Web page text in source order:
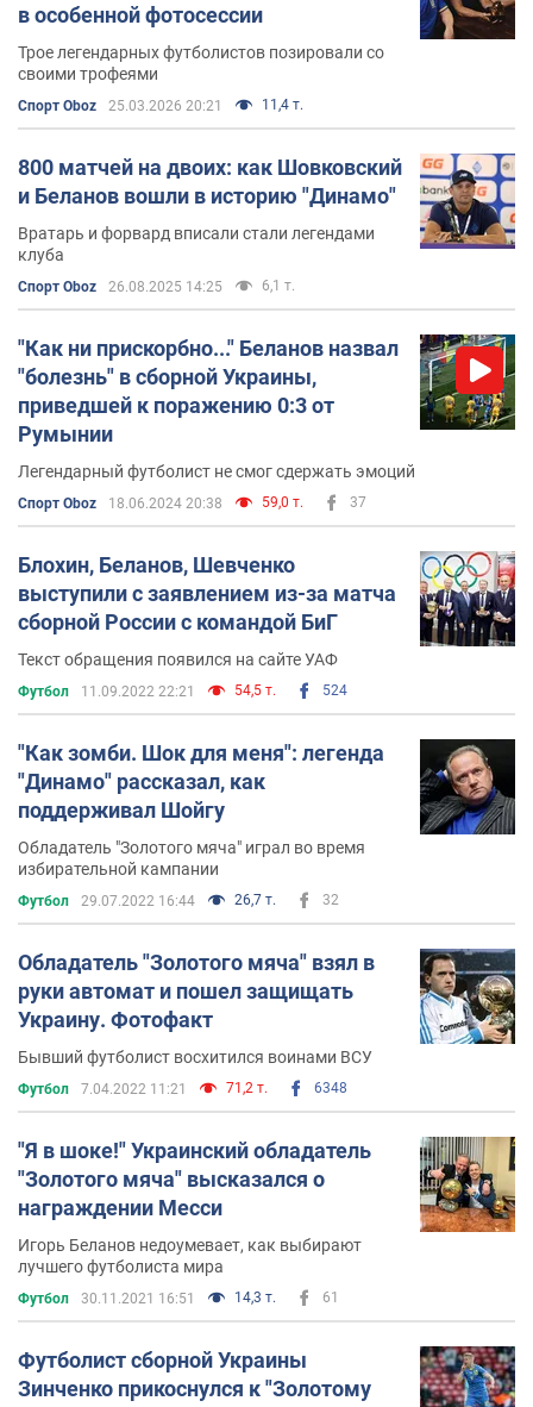
в особенной фотосессии
Трое легендарных футболистов позировали со
своими трофеями
Спорт Oboz 25.03.2026 20:21 11,4 т.
800 матчей на двоих: как Шовковский
и Беланов вошли в историю "Динамо"
Вратарь и форвард вписали стали легендами
клуба
Спорт Oboz 26.08.2025 14:25 6,1 т.
"Как ни прискорбно..." Беланов назвал
"болезнь" в сборной Украины,
приведшей к поражению 0:3 от
Румынии
Легендарный футболист не смог сдержать эмоций
Спорт Oboz 18.06.2024 20:38 59,0 т. 37
Блохин, Беланов, Шевченко
выступили с заявлением из-за матча
сборной России с командой БиГ
Текст обращения появился на сайте УАФ
Футбол 11.09.2022 22:21 54,5 т. 524
"Как зомби. Шок для меня": легенда
"Динамо" рассказал, как
поддерживал Шойгу
Обладатель "Золотого мяча" играл во время
избирательной кампании
Футбол 29.07.2022 16:44 26,7 т. 32
Обладатель "Золотого мяча" взял в
руки автомат и пошел защищать
Украину. Фотофакт
Бывший футболист восхитился воинами ВСУ
Футбол 7.04.2022 11:21 71,2 т. 6348
"Я в шоке!" Украинский обладатель
"Золотого мяча" высказался о
награждении Месси
Игорь Беланов недоумевает, как выбирают
лучшего футболиста мира
Футбол 30.11.2021 16:51 14,3 т. 61
Футболист сборной Украины
Зинченко прикоснулся к "Золотому